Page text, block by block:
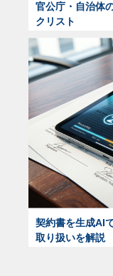
官公庁・自治体
クリスト
契約書を生成AI
取り扱いを解説